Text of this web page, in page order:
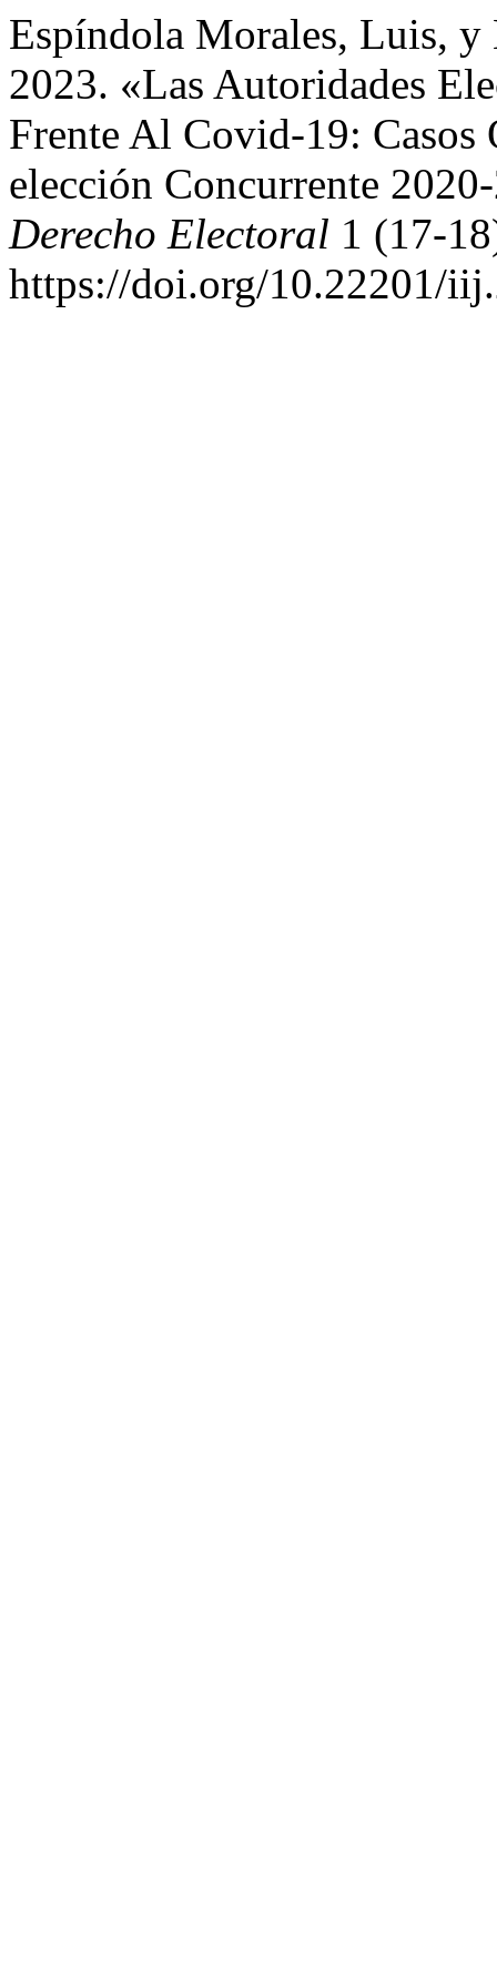
Espíndola Morales, Luis,
2023. «Las Autoridades
Frente Al Covid-19:
elección Concurrente
Derecho Electoral 1 (17-
https://doi.org/10.22201/